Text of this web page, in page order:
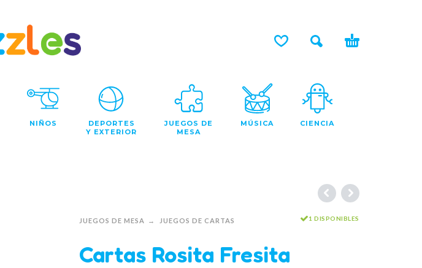
NIÑOS
DEPORTES
Y EXTERIOR
JUEGOS DE
MESA
MÚSICA CIENCIA
JUEGOS DE MESA JUEGOS DE CARTAS 1 DISPONIBLES
Cartas Rosita Fresita